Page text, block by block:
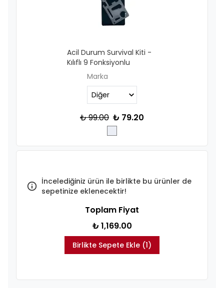
Acil Durum Survival Kiti -
Kılıflı 9 Fonksiyonlu
Marka
₺ 99.00 ₺ 79.20
İncelediğiniz ürün ile birlikte bu ürünler de
sepetinize eklenecektir!
Toplam Fiyat
₺ 1,169.00
Birlikte Sepete Ekle (1)